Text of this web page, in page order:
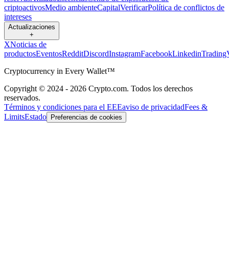
criptoactivosMedio ambienteCapitalVerificarPolítica de conflictos de
intereses
Actualizaciones
+
XNoticias de
productosEventosRedditDiscordInstagramFacebookLinkedin
Cryptocurrency in Every Wallet™
Copyright © 2024 - 2026 Crypto.com. Todos los derechos
reservados.
Términos y condiciones para el EEEaviso de privacidadFees &
LimitsEstado Preferencias de cookies